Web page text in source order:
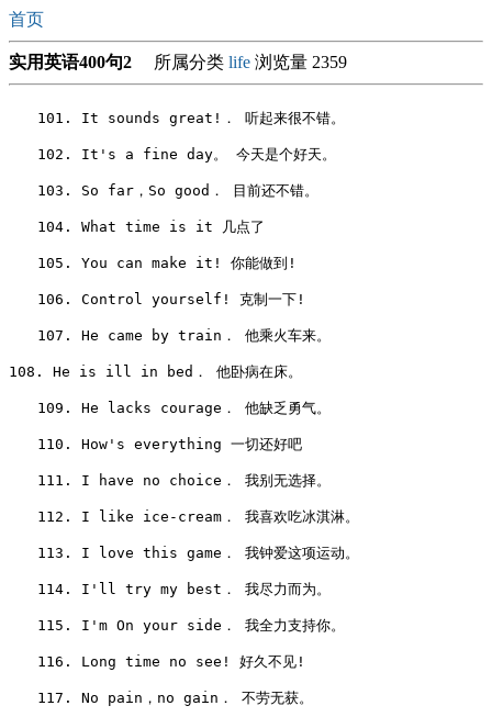
首页
实用英语400句2 所属分类 life 浏览量 2359
101. It sounds great!． 听起来很不错。
102. It's a fine day。 今天是个好天。
103. So far，So good． 目前还不错。
104. What time is it 几点了
105. You can make it! 你能做到!
106. Control yourself! 克制一下!
107. He came by train． 他乘火车来。
108. He is ill in bed． 他卧病在床。
109. He lacks courage． 他缺乏勇气。
110. How's everything 一切还好吧
111. I have no choice． 我别无选择。
112. I like ice-cream． 我喜欢吃冰淇淋。
113. I love this game． 我钟爱这项运动。
114. I'll try my best． 我尽力而为。
115. I'm On your side． 我全力支持你。
116. Long time no see! 好久不见!
117. No pain，no gain． 不劳无获。